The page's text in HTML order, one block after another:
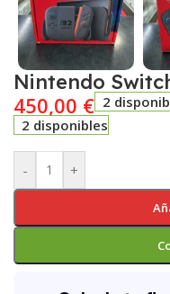
Nintendo
450,00 € 2
2 disponibles
- +